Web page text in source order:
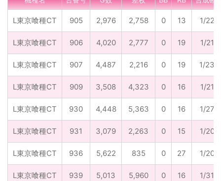
L東京喰種CT 905 2,976 2,758 0 13 1/229
L東京喰種CT 906 4,020 2,777 0 19 1/212
L東京喰種CT 907 4,487 2,216 0 19 1/236
L東京喰種CT 909 3,508 4,323 0 16 1/219
L東京喰種CT 930 4,448 5,363 0 16 1/278
L東京喰種CT 931 3,079 2,263 0 15 1/205
L東京喰種CT 936 5,622 835 0 27 1/208
L東京喰種CT 939 5,013 5,960 0 16 1/313